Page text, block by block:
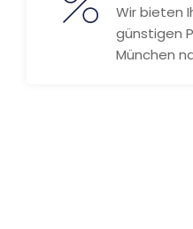
Wir bieten
günstigen
München